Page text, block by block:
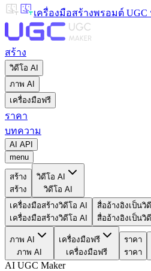
เครื่องมือสร้างพรอมต์ UGC
สร้าง
วิดีโอ AI
ภาพ AI
เครื่องมือฟรี
ราคา
บทความ
AI API
menu
สร้าง
สร้าง
วิดีโอ AI
วิดีโอ AI
เครื่องมือสร้างวิดีโอ AI
เครื่องมือสร้างวิดีโอ AI
สื่ออ้างอิงเป็นวิ
สื่ออ้างอิงเป็นวิ
ภาพ AI
ภาพ AI
เครื่องมือฟรี
เครื่องมือฟรี
ราคา
ราคา
AI UGC Maker